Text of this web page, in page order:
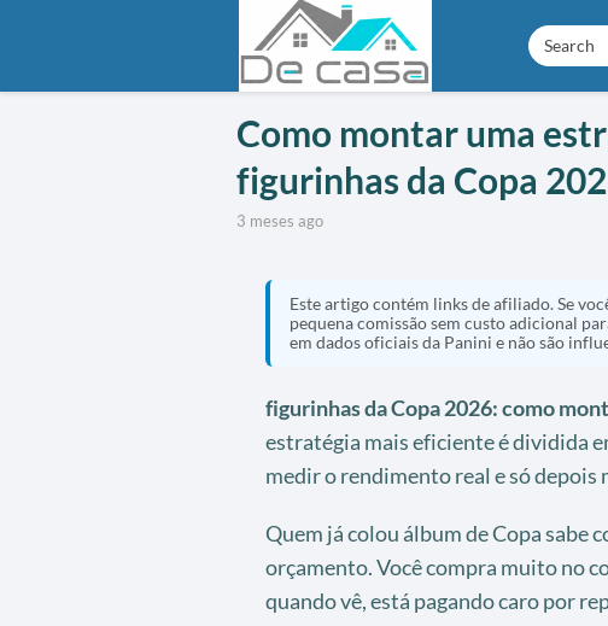
Como montar uma
figurinhas da Copa
3 meses ago
Este artigo contém links de afiliado. Se
pequena comissão sem custo adicional
em dados oficiais da Panini e não são
figurinhas da Copa 2026: como
estratégia mais eficiente é dividida
medir o rendimento real e só depois
Quem já colou álbum de Copa sabe
orçamento. Você compra muito no
quando vê, está pagando caro por